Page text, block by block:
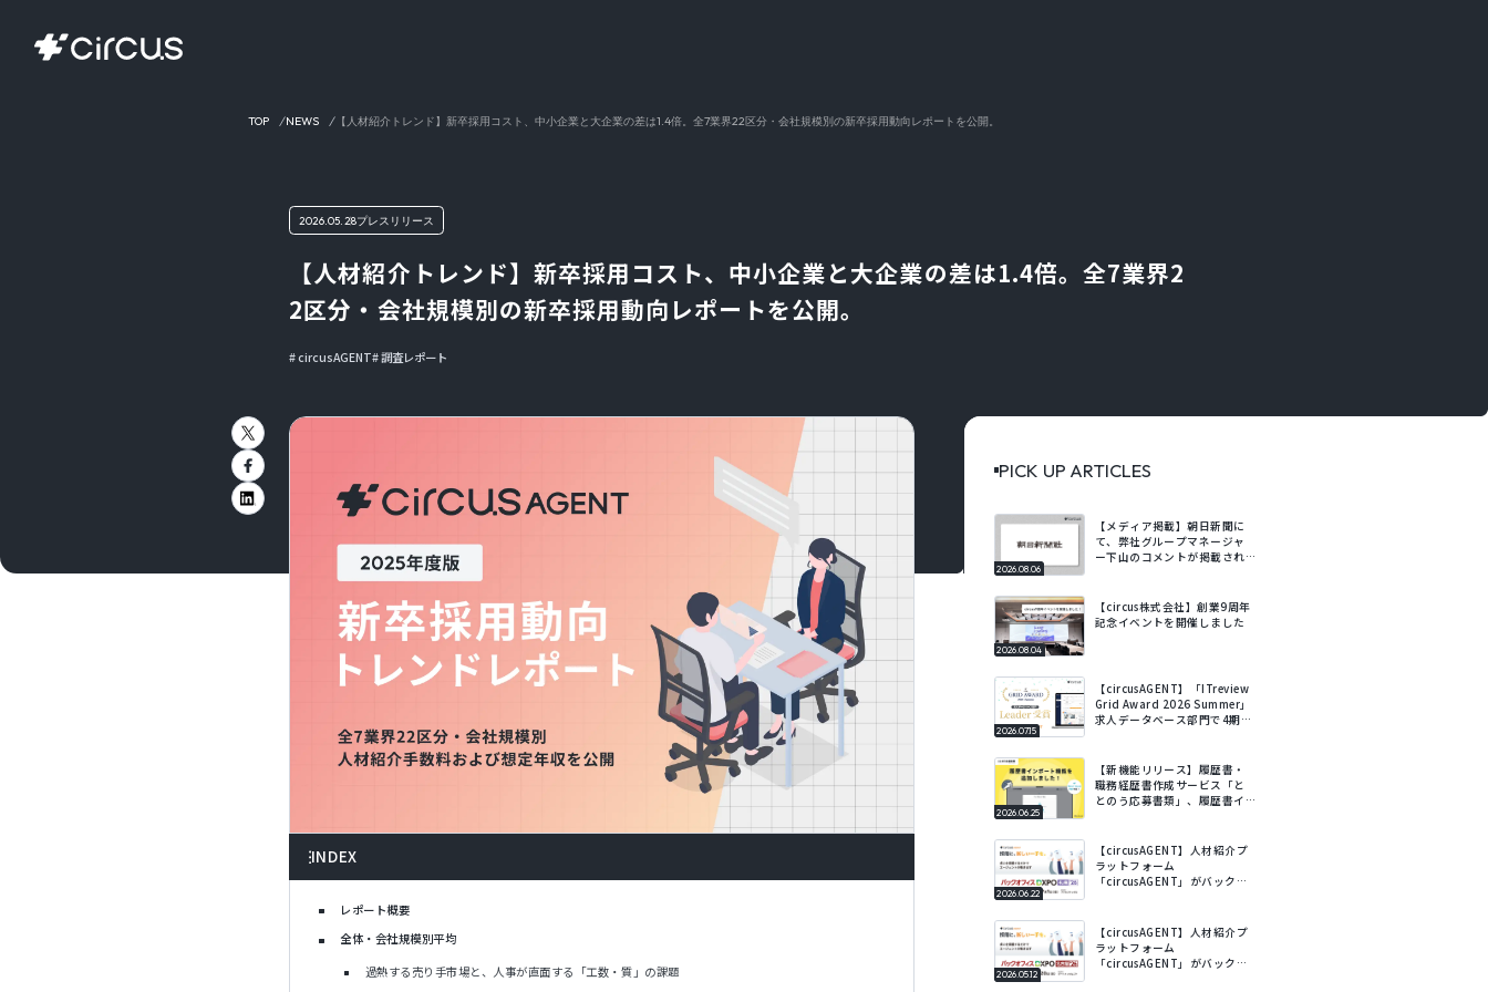
TOP NEWS 【人材紹介トレンド】新卒採用コスト、中小企業と大企業の差は1.4倍。全7業界22区分・会社規模別の新卒採用動向レポートを公開。
2026.05.28プレスリリース
【人材紹介トレンド】新卒採用コスト、中小企業と大企業の差は1.4倍。全7業界2
2区分・会社規模別の新卒採用動向レポートを公開。
circusAGENT 調査レポート
INDEX
レポート概要
全体・会社規模別平均
過熱する売り手市場と、人事が直面する「工数・質」の課題
PICK UP ARTICLES
2026.08.06
【メディア掲載】朝日新聞に
て、弊社グループマネージャ
ー下山のコメントが掲載され
2026.08.04
【circus株式会社】創業9周年
記念イベントを開催しました
2026.07.15
【circusAGENT】「ITreview
Grid Award 2026 Summer」
求人データベース部門で4期連
2026.06.25
【新機能リリース】履歴書・
職務経歴書作成サービス「と
とのう応募書類」、履歴書イ
けでフォームに自動で入力。
2026.06.22
【circusAGENT】人材紹介プ
ラットフォーム
「circusAGENT」がバックオ
援。
2026.05.12
【circusAGENT】人材紹介プ
ラットフォーム
「circusAGENT」がバックオ